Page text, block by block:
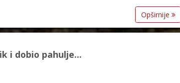
Opširnije
i dobio pahulje...